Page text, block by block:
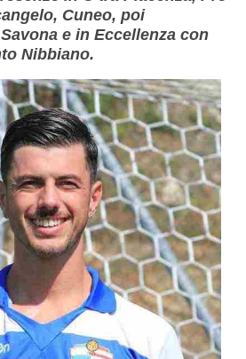
Cuneo, poi
e in Eccellenza con
Nibbiano.